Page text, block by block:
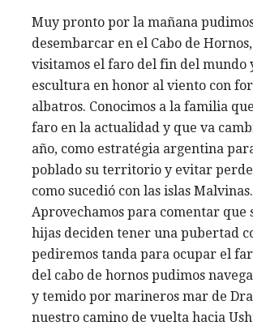
Muy pronto por la mañana
desembarcar en el Cabo de
visitamos el faro del fin del mundo
escultura en honor al viento con
albatros. Conocimos a la familia
faro en la actualidad y que va
año, como estratégia argentina
poblado su territorio y evitar
como sucedió con las islas Malvinas.
Aprovechamos para comentar que
hijas deciden tener una pubertad
pediremos tanda para ocupar el
del cabo de hornos pudimos
y temido por marineros mar de
nuestro camino de vuelta hacia